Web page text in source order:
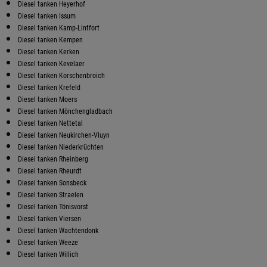
Diesel tanken Heyerhof
Diesel tanken Issum
Diesel tanken Kamp-Lintfort
Diesel tanken Kempen
Diesel tanken Kerken
Diesel tanken Kevelaer
Diesel tanken Korschenbroich
Diesel tanken Krefeld
Diesel tanken Moers
Diesel tanken Mönchengladbach
Diesel tanken Nettetal
Diesel tanken Neukirchen-Vluyn
Diesel tanken Niederkrüchten
Diesel tanken Rheinberg
Diesel tanken Rheurdt
Diesel tanken Sonsbeck
Diesel tanken Straelen
Diesel tanken Tönisvorst
Diesel tanken Viersen
Diesel tanken Wachtendonk
Diesel tanken Weeze
Diesel tanken Willich